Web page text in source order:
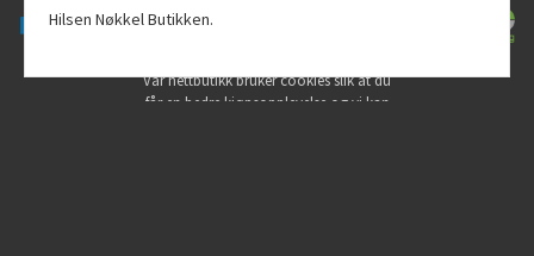
Vår nettbutikk bruker cookies slik at du
får en bedre kjøpsopplevelse og vi kan
Hilsen Nøkkel Butikken.